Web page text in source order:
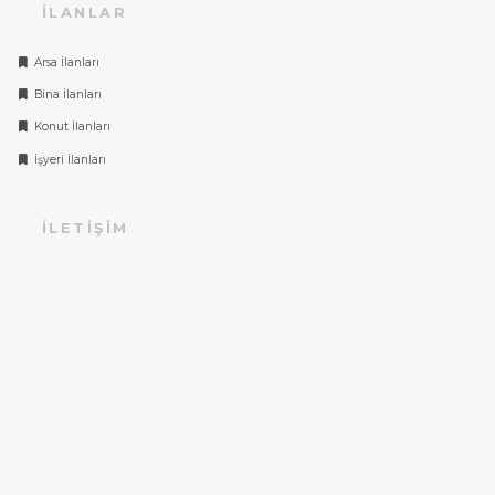
İLANLAR
Arsa İlanları
Bina İlanları
Konut İlanları
İşyeri İlanları
İLETIŞIM